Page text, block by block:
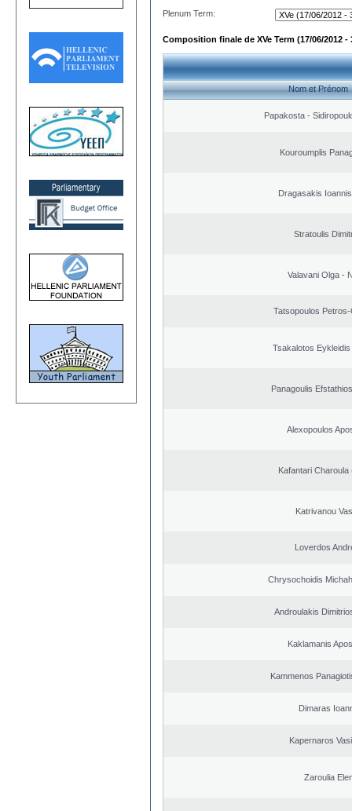
Plenum Term:
Composition finale de XVe Term (17/06/2012 -
Nom et Prénom
Papakosta -
Kouroumplis
Dragasakis
Stratoulis
Valavani Olga -
Tatsopoulos
Tsakalotos Eykleidis
Panagoulis
Alexopoulos
Kafantari Charoula
Katrivanou
Loverdos
Chrysochoidis
Androulakis
Kaklamanis
Kammenos
Dimaras
Kapernaros
Zaroulia